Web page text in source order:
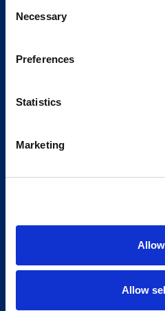
Selection
Necessary
Preferences
Statistics
Marketing
Allow